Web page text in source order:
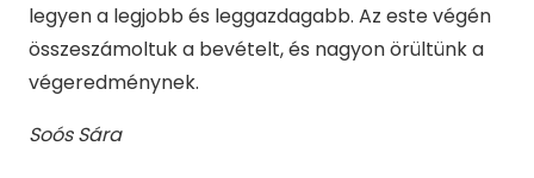
legyen a legjobb és leggazdagabb. Az este végén
összeszámoltuk a bevételt, és nagyon örültünk a
végeredménynek.
Soós Sára